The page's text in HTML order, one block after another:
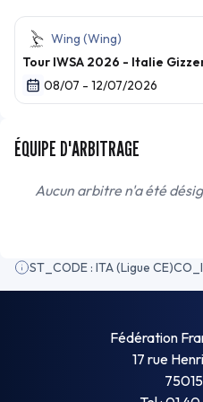
Wing (Wing)
Tour IWSA 2026 - Italie
08/07 - 12/07/2026
ÉQUIPE D'ARBITRAGE
Aucun arbitre n'a été
ST_CODE : ITA (Ligue CE)
Fédération
17 rue